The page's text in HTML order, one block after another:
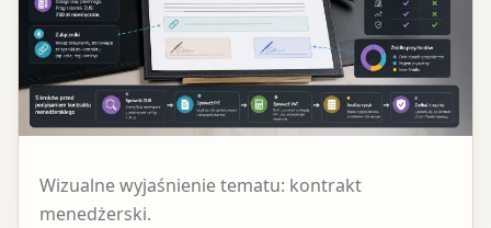
Wizualne wyjaśnienie tematu: kontrakt
menedżerski.